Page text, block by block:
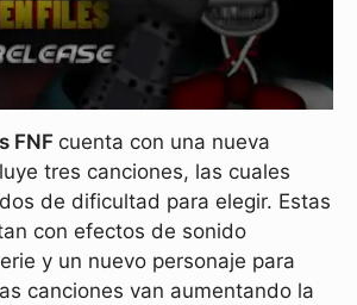
FNF cuenta con una nueva
tres canciones, las cuales
de dificultad para elegir. Estas
con efectos de sonido
y un nuevo personaje para
canciones van aumentando la